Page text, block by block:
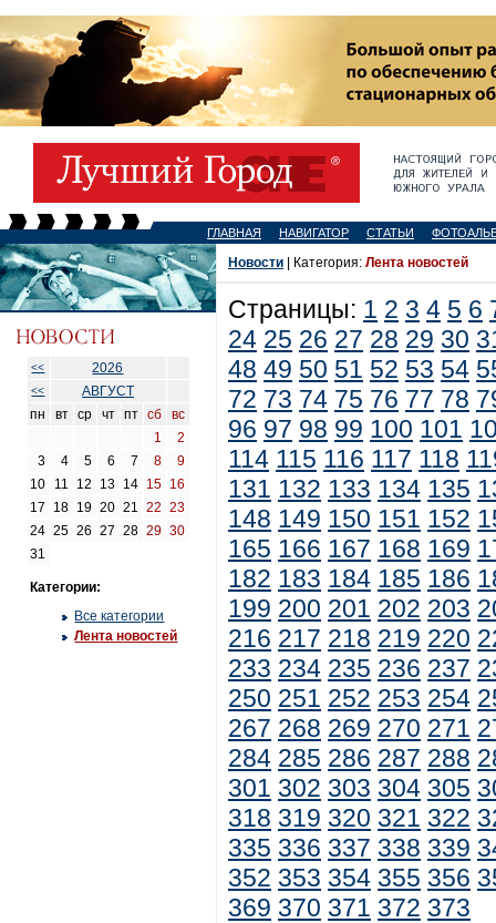
ГЛАВНАЯ НАВИГАТОР СТАТЬИ
<< 2026
<<
АВГУСТ
пн
вт ср чт пт сб
вс
1
2
3
4 5 6 7 8
9
10
11 12 13 14 15 16
17
18 19 20 21 22
23
24 25 26 27 28 29 30
31
Категории:
Все категории
Лента новостей
Новости | Категория: Лента новостей
Страницы: 1 2 3 4 5 6
24 25 26 27 28 29 30
48 49 50 51 52 53 54
72 73 74 75 76 77 78
96 97 98 99 100 101
114 115 116 117 118
131 132 133 134 135
148 149 150 151 152
165 166 167 168 169
182 183 184 185 186
199 200 201 202 203
216 217 218 219 220
233 234 235 236 237
250 251 252 253 254
267 268 269 270 271
284 285 286 287 288
301 302 303 304 305
318 319 320 321 322
335 336 337 338 339
352 353 354 355 356
369 370 371 372 373